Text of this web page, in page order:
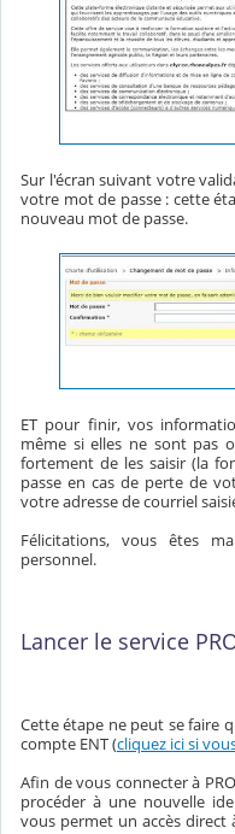
Sur l'écran suivant votre
votre mot de passe : cette
nouveau mot de passe.
ET pour finir, vos
même si elles ne sont pas
fortement de les saisir (la
passe en cas de perte de
votre adresse de courriel
Félicitations, vous êtes
personnel.
Lancer le service
Cette étape ne peut se faire
compte ENT (cliquez ici si
Afin de vous connecter à
procéder à une nouvelle
vous permet un accès direct